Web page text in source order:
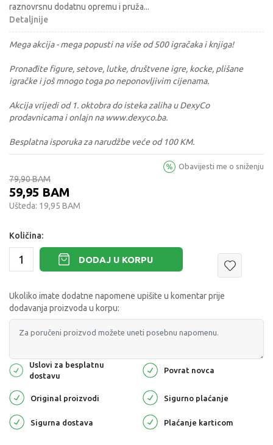
raznovrsnu dodatnu opremu i pruža...
Detaljnije
Mega akcija - mega popusti na više od 500 igračaka i knjiga!
Pronađite figure, setove, lutke, društvene igre, kocke, plišane
igračke i još mnogo toga po neponovljivim cijenama.
Akcija vrijedi od 1. oktobra do isteka zaliha u DexyCo
prodavnicama i onlajn na www.dexyco.ba.
Besplatna isporuka za narudžbe veće od 100 KM.
79,90BAM
59,95 BAM
Ušteda: 19,95 BAM
Obavijesti me o sniženju
Količina:
DODAJ U KORPU
Ukoliko imate dodatne napomene upišite u komentar prije
dodavanja proizvoda u korpu:
Uslovi za besplatnu
dostavu
Povrat novca
Original proizvodi Sigurno plaćanje
Sigurna dostava Plaćanje karticom